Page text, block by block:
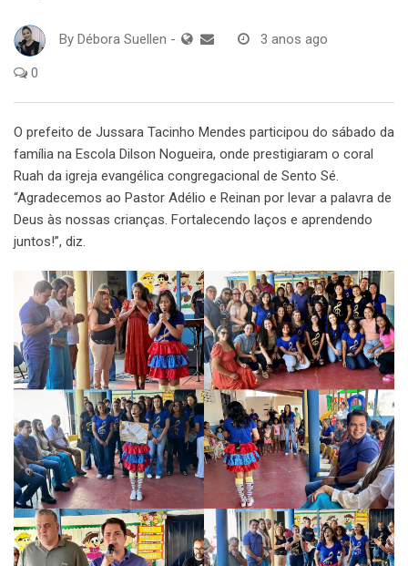
By Débora Suellen - 3 anos ago
0
O prefeito de Jussara Tacinho Mendes participou do sábado da
família na Escola Dilson Nogueira, onde prestigiaram o coral
Ruah da igreja evangélica congregacional de Sento Sé.
“Agradecemos ao Pastor Adélio e Reinan por levar a palavra de
Deus às nossas crianças. Fortalecendo laços e aprendendo
juntos!”, diz.